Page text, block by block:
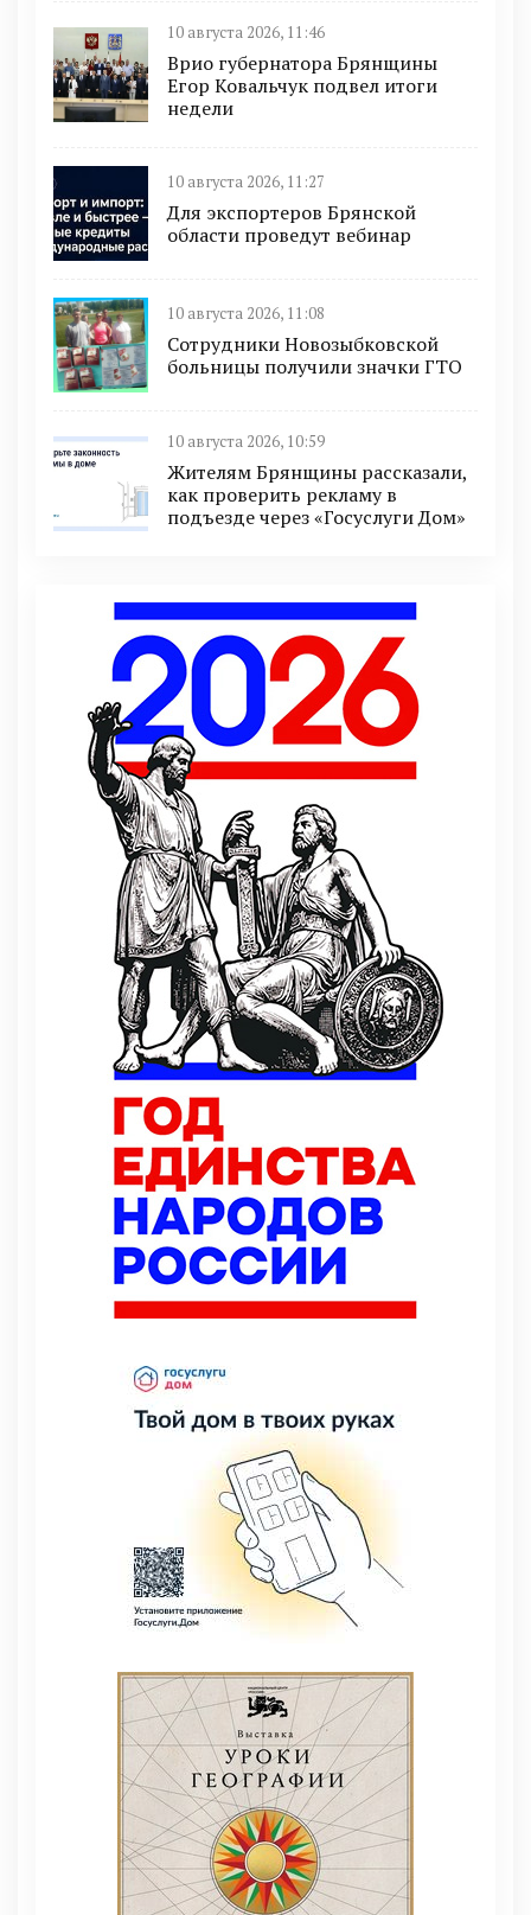
10 августа 2026, 11:46
Врио губернатора Брянщины
Егор Ковальчук подвел итоги
недели
10 августа 2026, 11:27
Для экспортеров Брянской
области проведут вебинар
10 августа 2026, 11:08
Сотрудники Новозыбковской
больницы получили значки ГТО
10 августа 2026, 10:59
Жителям Брянщины рассказали,
как проверить рекламу в
подъезде через «Госуслуги Дом»